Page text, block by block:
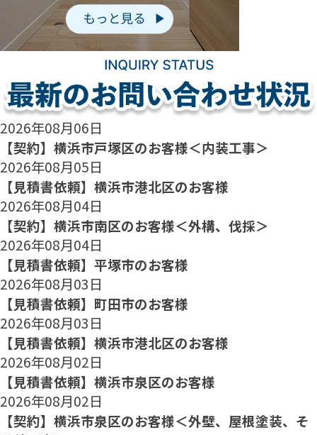
2026年08月06日
【契約】横浜市戸塚区のお客様＜内装工事＞
2026年08月05日
【見積書依頼】横浜市港北区のお客様
2026年08月04日
【契約】横浜市南区のお客様＜外構、伐採＞
2026年08月04日
【見積書依頼】平塚市のお客様
2026年08月03日
【見積書依頼】町田市のお客様
2026年08月03日
【見積書依頼】横浜市港北区のお客様
2026年08月02日
【見積書依頼】横浜市泉区のお客様
2026年08月02日
【契約】横浜市泉区のお客様＜外壁、屋根塗装、そ